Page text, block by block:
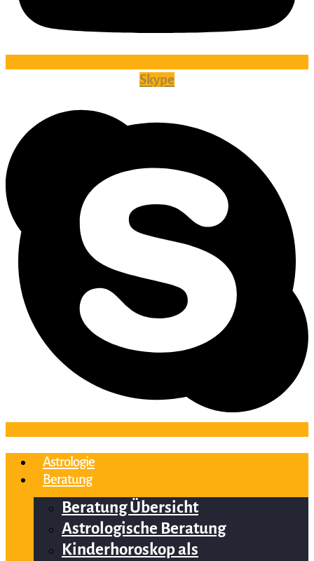
Skype
Astrologie
Beratung
Beratung Übersicht
Astrologische Beratung
Kinderhoroskop als